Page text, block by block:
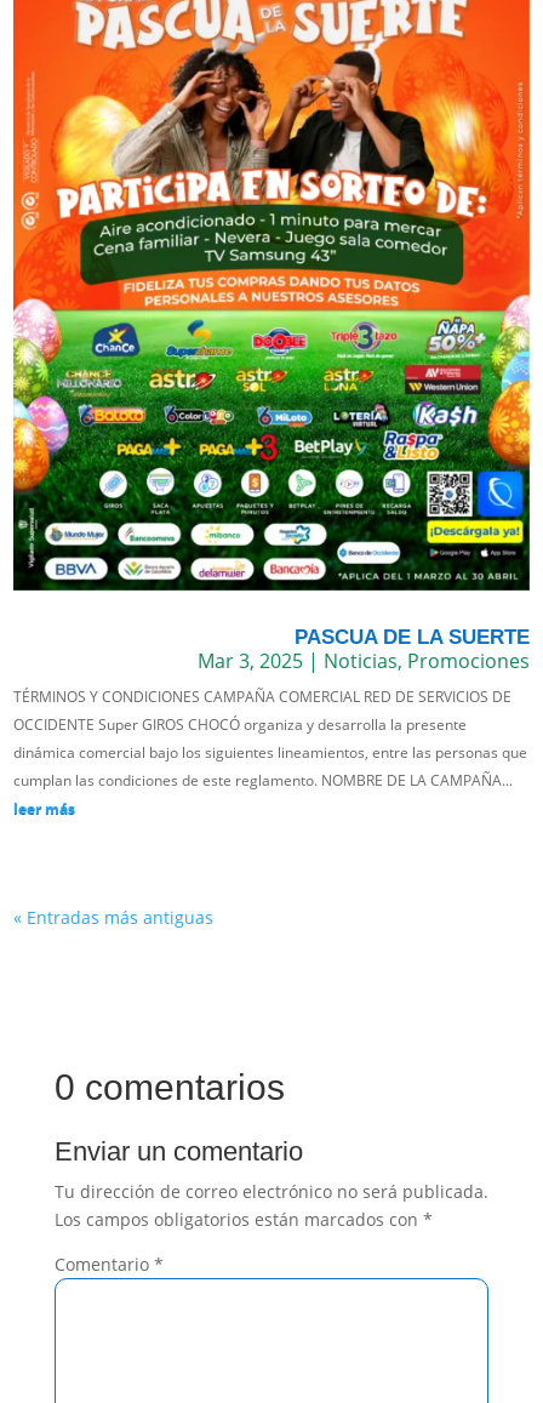
PASCUA DE LA SUERTE
Mar 3, 2025| Noticias, Promociones
TÉRMINOS Y CONDICIONES CAMPAÑA COMERCIAL RED DE SERVICIOS DE
OCCIDENTE Super GIROS CHOCÓ organiza y desarrolla la presente
dinámica comercial bajo los siguientes lineamientos, entre las personas que
cumplan las condiciones de este reglamento. NOMBRE DE LA CAMPAÑA...
leer más
« Entradas más antiguas
0 comentarios
Enviar un comentario
Tu dirección de correo electrónico no será publicada.
Los campos obligatorios están marcados con *
Comentario *